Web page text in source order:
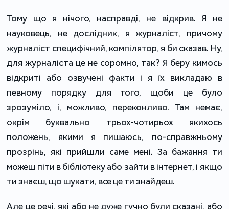
Тому що я нічого, насправді, не відкрив. Я не
науковець, не дослідник, я журналіст, причому
журналіст специфічний, компілятор, я би сказав. Ну,
для журналіста це не соромно, так? Я беру кимось
відкриті або озвучені факти і я їх викладаю в
певному порядку для того, щоби це було
зрозуміло, і, можливо, переконливо. Там немає,
окрім буквально трьох-чотирьох якихось
положень, якими я пишаюсь, по-справжньому
прозрінь, які прийшли саме мені. За бажання ти
можеш піти в бібліотеку або зайти в інтернет, і якщо
ти знаєш, що шукати, все це ти знайдеш.
Але це речі, які або не дуже гучно були сказані, або